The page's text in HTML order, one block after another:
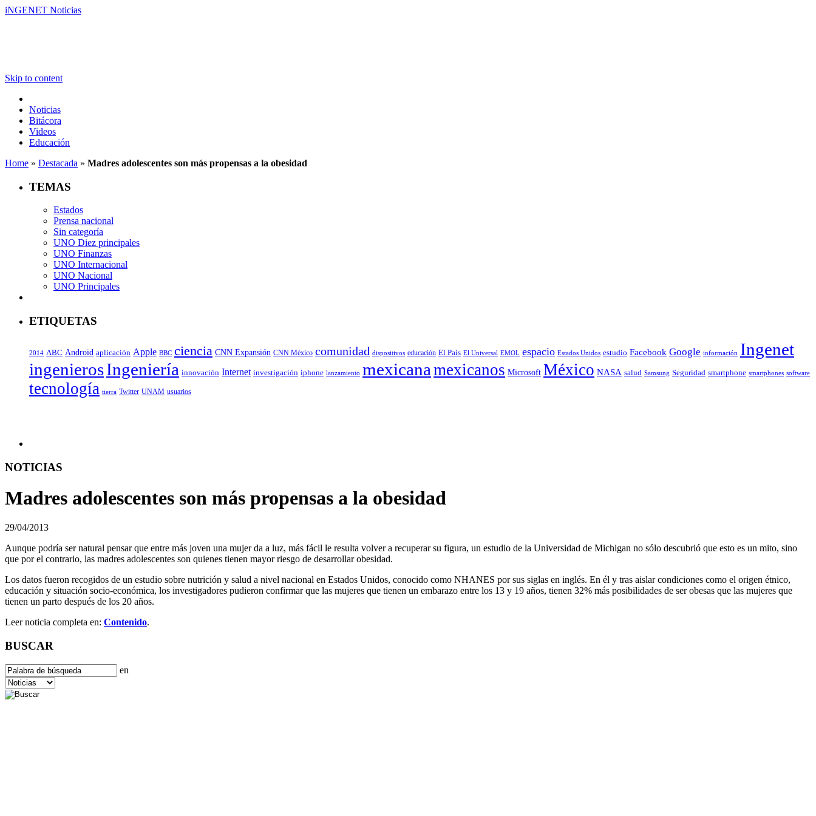
iNGENET Noticias
Skip to content
Noticias
Bitácora
Videos
Educación
Home » Destacada » Madres adolescentes son más propensas a la obesidad
TEMAS
Estados
Prensa nacional
Sin categoría
UNO Diez principales
UNO Finanzas
UNO Internacional
UNO Nacional
UNO Principales
ETIQUETAS
2014 ABC Android aplicación Apple BBC ciencia CNN Expansión CNN México comunidad dispositivos educación El País El Universal EMOL espacio Estados Unidos estudio Facebook Google información Ingenet
ingenierosIngeniería innovación Internet investigación iphone lanzamiento mexicana mexicanos Microsoft México NASA salud Samsung Seguridad smartphone smartphones software
tecnología tierra Twitter UNAM usuarios
NOTICIAS
Madres adolescentes son más propensas a la obesidad
29/04/2013
Aunque podría ser natural pensar que entre más joven una mujer da a luz, más fácil le resulta volver a recuperar su figura, un estudio de la Universidad de Michigan no sólo descubrió que esto es un mito, sino
que por el contrario, las madres adolescentes son quienes tienen mayor riesgo de desarrollar obesidad.
Los datos fueron recogidos de un estudio sobre nutrición y salud a nivel nacional en Estados Unidos, conocido como NHANES por sus siglas en inglés. En él y tras aislar condiciones como el origen étnico,
educación y situación socio-económica, los investigadores pudieron confirmar que las mujeres que tienen un embarazo entre los 13 y 19 años, tienen 32% más posibilidades de ser obesas que las mujeres que
tienen un parto después de los 20 años.
Leer noticia completa en: Contenido.
BUSCAR
en